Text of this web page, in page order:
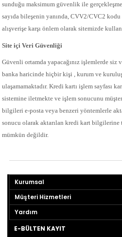
sunduğu maksimum güvenlik ile
sayıda bileşenin yanında, CVV2/CVC2
alışverişe karşı önlem olarak sitemizde
Site içi Veri Güvenliği
Güvenli ortamda yapacağınız işlemlerde siz
banka haricinde hiçbir kişi , kurum ve
ulaşamamaktadır. Kredi kartı işlem sayfası
sistemine iletmekte ve işlem sonucunu
bilgileri e-posta veya benzeri yöntemlerle
sonucu olarak aktarılan kredi kart bilgilerine
mümkün değildir.
Kurumsal
Müşteri Hizmetleri
Yardım
E-BÜLTEN KAYIT